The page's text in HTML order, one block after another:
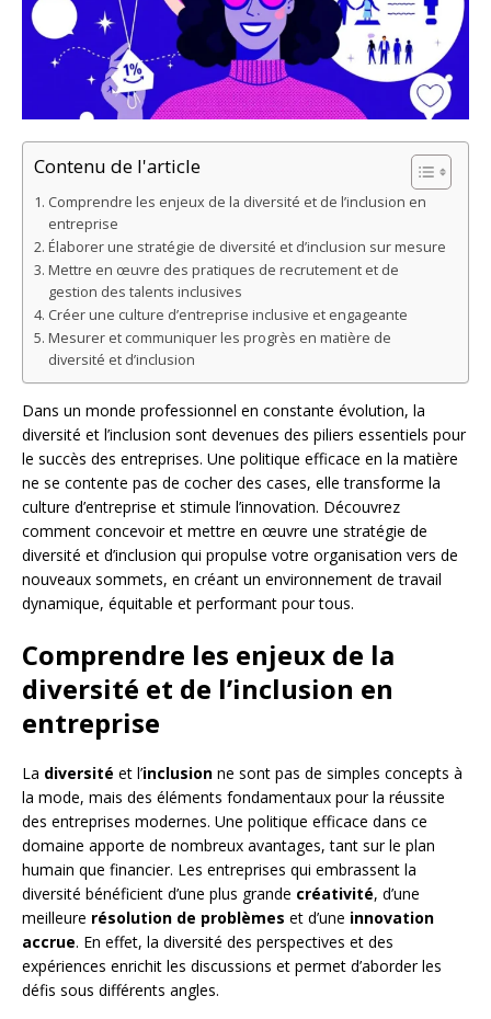
Contenu de l'article
Comprendre les enjeux de la diversité et de l’inclusion en
entreprise
Élaborer une stratégie de diversité et d’inclusion sur mesure
Mettre en œuvre des pratiques de recrutement et de
gestion des talents inclusives
Créer une culture d’entreprise inclusive et engageante
Mesurer et communiquer les progrès en matière de
diversité et d’inclusion
Dans un monde professionnel en constante évolution, la
diversité et l’inclusion sont devenues des piliers essentiels pour
le succès des entreprises. Une politique efficace en la matière
ne se contente pas de cocher des cases, elle transforme la
culture d’entreprise et stimule l’innovation. Découvrez
comment concevoir et mettre en œuvre une stratégie de
diversité et d’inclusion qui propulse votre organisation vers de
nouveaux sommets, en créant un environnement de travail
dynamique, équitable et performant pour tous.
Comprendre les enjeux de la
diversité et de l’inclusion en
entreprise
La diversité et l’inclusion ne sont pas de simples concepts à
la mode, mais des éléments fondamentaux pour la réussite
des entreprises modernes. Une politique efficace dans ce
domaine apporte de nombreux avantages, tant sur le plan
humain que financier. Les entreprises qui embrassent la
diversité bénéficient d’une plus grande créativité, d’une
meilleure résolution de problèmes et d’une innovation
accrue. En effet, la diversité des perspectives et des
expériences enrichit les discussions et permet d’aborder les
défis sous différents angles.